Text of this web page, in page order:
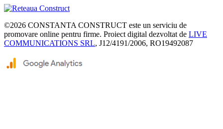
©2026 CONSTANTA CONSTRUCT este un serviciu de
promovare online pentru firme. Proiect digital dezvoltat de LIVE
COMMUNICATIONS SRL, J12/4191/2006, RO19492087